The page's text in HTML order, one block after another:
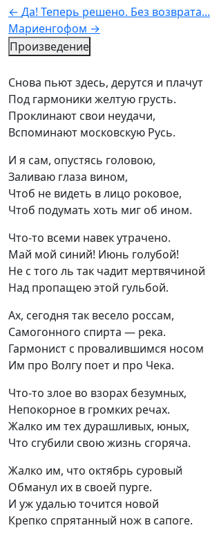
← Да! Теперь решено. Без возврата...
Мариенгофом →
Произведение
Текст произведения
Снова пьют здесь, дерутся и плачут
Под гармоники желтую грусть.
Проклинают свои неудачи,
Вспоминают московскую Русь.
И я сам, опустясь головою,
Заливаю глаза вином,
Чтоб не видеть в лицо роковое,
Чтоб подумать хоть миг об ином.
Что-то всеми навек утрачено.
Май мой синий! Июнь голубой!
Не с того ль так чадит мертвячиной
Над пропащею этой гульбой.
Ах, сегодня так весело россам,
Самогонного спирта — река.
Гармонист с провалившимся носом
Им про Волгу поет и про Чека.
Что-то злое во взорах безумных,
Непокорное в громких речах.
Жалко им тех дурашливых, юных,
Что сгубили свою жизнь сгоряча.
Жалко им, что октябрь суровый
Обманул их в своей пурге.
И уж удалью точится новой
Крепко спрятанный нож в сапоге.